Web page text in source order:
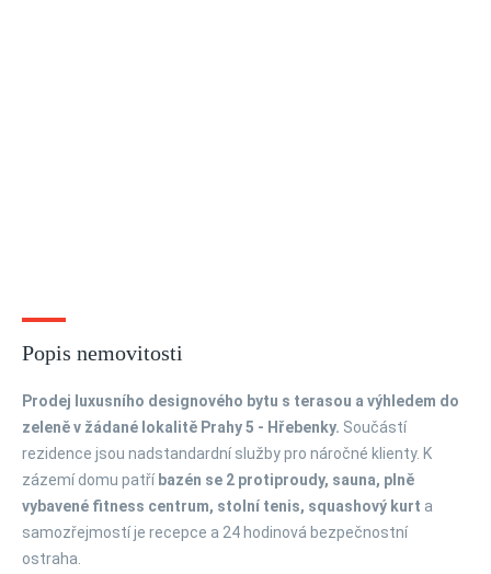
Popis nemovitosti
Prodej luxusního designového bytu s terasou a výhledem do
zeleně v žádané lokalitě Prahy 5 - Hřebenky. Součástí
rezidence jsou nadstandardní služby pro náročné klienty. K
zázemí domu patří bazén se 2 protiproudy, sauna, plně
vybavené fitness centrum, stolní tenis, squashový kurt a
samozřejmostí je recepce a 24 hodinová bezpečnostní
ostraha.